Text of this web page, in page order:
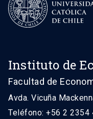
Instituto de
Facultad de
Avda. Vicuña
Teléfono: +56 2 2354